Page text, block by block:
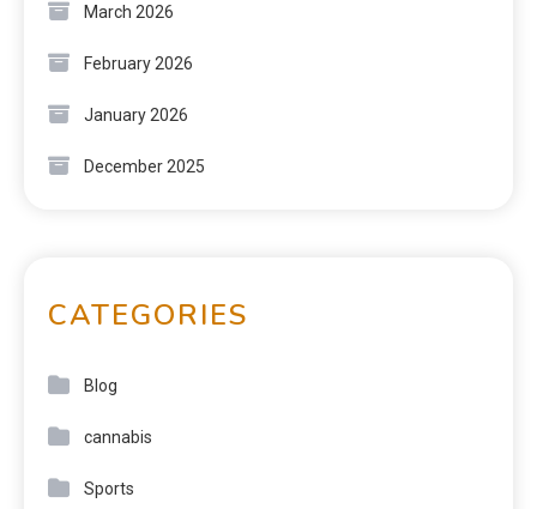
March 2026
February 2026
January 2026
December 2025
CATEGORIES
Blog
cannabis
Sports